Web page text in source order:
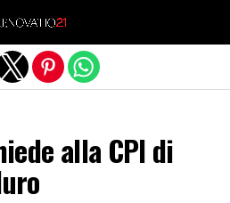
alla CPI di
version